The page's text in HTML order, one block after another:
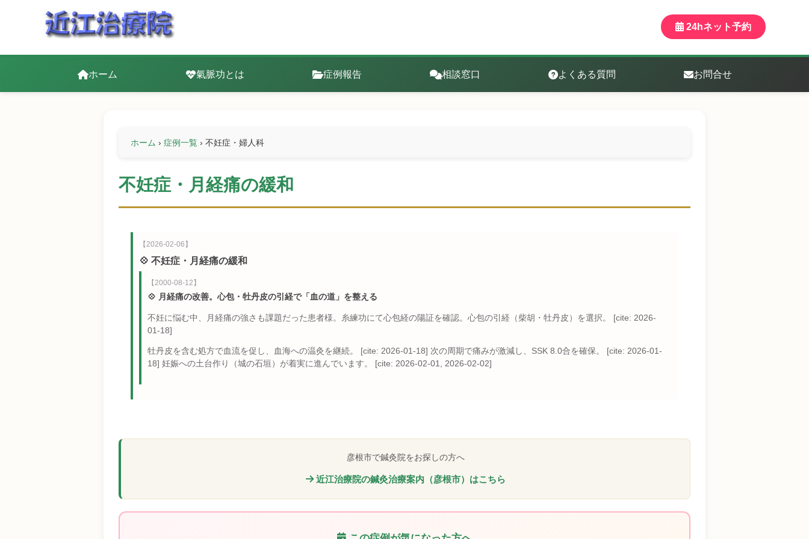
24hネット予約
ホーム 氣脈功とは 症例報告 相談窓口 よくある質問 お問合せ
ホーム › 症例一覧 › 不妊症・婦人科
不妊症・月経痛の緩和
【2026-02-06】
💠 不妊症・月経痛の緩和
【2000-08-12】
💠 月経痛の改善。心包・牡丹皮の引経で「血の道」を整える
不妊に悩む中、月経痛の強さも課題だった患者様。糸練功にて心包経の陽証を確認。心包の引経（柴胡・牡丹皮）を選択。 [cite: 2026-
01-18]
牡丹皮を含む処方で血流を促し、血海への温灸を継続。 [cite: 2026-01-18] 次の周期で痛みが激減し、SSK 8.0合を確保。 [cite: 2026-01-
18] 妊娠への土台作り（城の石垣）が着実に進んでいます。 [cite: 2026-02-01, 2026-02-02]
彦根市で鍼灸院をお探しの方へ
近江治療院の鍼灸治療案内（彦根市）はこちら